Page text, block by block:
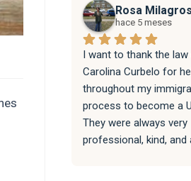
Rosa
hace 5 meses
I want to thank the
Carolina Curbelo for
throughout my
process to become a
They were always very
professional, kind, and